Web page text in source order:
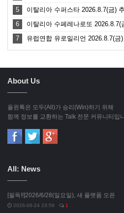
5 이탈리아 수퍼스타 2026.8.7(금)
6 이탈리아 수페레나로또
7 유럽연합 유로밀리언 2026.8.7(
About Us
올윈톡은 모두(All)가 승리(Win)하기 위해
함께 정보를 교환하는 Talk 전문 커뮤니티입
All: News
[필독!!]2026/6/28(일요일), 새 플랫폼 오픈
2026-06-24 23:59 1